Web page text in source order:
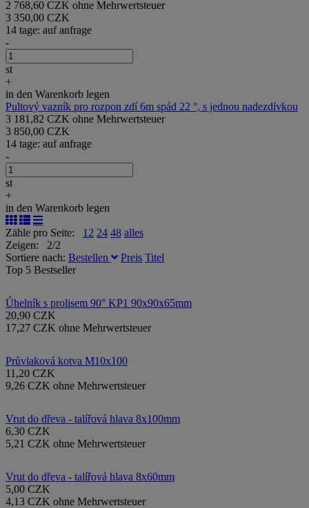
2 768,60 CZK ohne Mehrwertsteuer
3 350,00 CZK
14 tage: auf anfrage
-
st
+
in den Warenkorb legen
Pultový vazník pro rozpon zdí 6m spád 22 °, s jednou nadezdívkou
3 181,82 CZK ohne Mehrwertsteuer
3 850,00 CZK
14 tage: auf anfrage
-
st
+
in den Warenkorb legen
Zähle pro Seite: 12 24 48 alles
Zeigen: 2/2
Sortiere nach: Bestellen Preis Titel
Top 5 Bestseller
Úhelník s prolisem 90° KP1 90x90x65mm
20,90 CZK
17,27 CZK ohne Mehrwertsteuer
Průvlaková kotva M10x100
11,20 CZK
9,26 CZK ohne Mehrwertsteuer
Vrut do dřeva - talířová hlava 8x100mm
6,30 CZK
5,21 CZK ohne Mehrwertsteuer
Vrut do dřeva - talířová hlava 8x60mm
5,00 CZK
4,13 CZK ohne Mehrwertsteuer